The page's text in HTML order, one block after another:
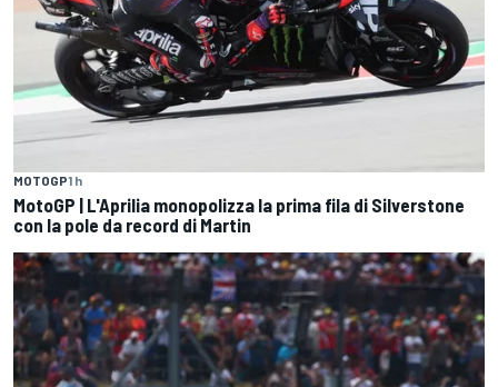
MOTOGP1 h
MotoGP | L'Aprilia monopolizza la prima fila di Silverstone
con la pole da record di Martin